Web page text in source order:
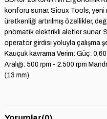
konforu sunar. Sioux Tools, yeni
üretkenliği artırılmış özellikler,
pnömatik elektrikli aletler sunar.
operatör girdisi yoluyla çalışma
Kauçuk kavrama Verim: Güç:
Aralığı: 500 rpm - 2.500 rpm
(13 mm)